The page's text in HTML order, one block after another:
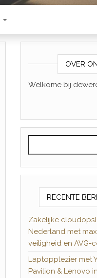
OVER
Welkome bij
RECENTE
Zakelijke
Nederland met
veiligheid en AVG-
Laptopplezier met
Pavilion & Lenovo